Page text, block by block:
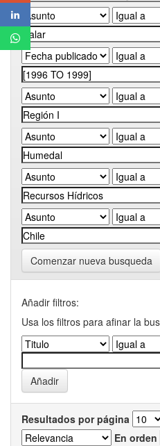
Comenzar nueva busqueda
Añadir filtros:
Usa los filtros para afinar la
Resultados por página
En orden